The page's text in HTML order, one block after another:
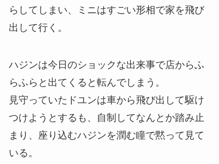
らしてしまい、ミニはすごい形相で家を飛び
出して行く。
ハジンは今日のショックな出来事で店からふ
らふらと出てくると転んでしまう。
見守っていたドユンは車から飛び出して駆け
つけようとするも、自制してなんとか踏み止
まり、座り込むハジンを潤む瞳で黙って見て
いる。